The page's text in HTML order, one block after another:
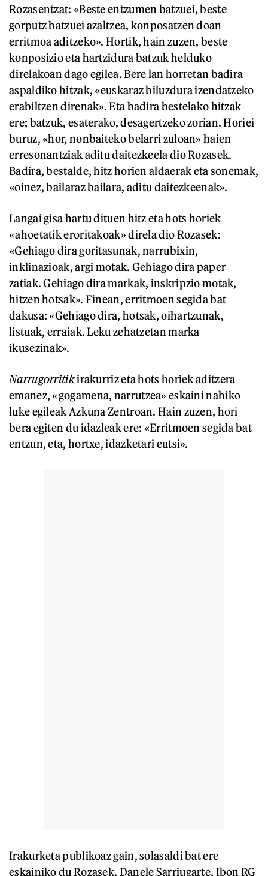
Rozasentzat: «Beste entzumen batzuei, beste
gorputz batzuei azaltzea, konposatzen doan
erritmoa aditzeko». Hortik, hain zuzen, beste
konposizio eta hartzidura batzuk helduko
direlakoan dago egilea. Bere lan horretan badira
aspaldiko hitzak, «euskaraz biluzdura izendatzeko
erabiltzen direnak». Eta badira bestelako hitzak
ere; batzuk, esaterako, desagertzeko zorian. Horiei
buruz, «hor, nonbaiteko belarri zuloan» haien
erresonantziak aditu daitezkeela dio Rozasek.
Badira, bestalde, hitz horien aldaerak eta sonemak,
«oinez, bailaraz bailara, aditu daitezkeenak».
Langai gisa hartu dituen hitz eta hots horiek
«ahoetatik eroritakoak» direla dio Rozasek:
«Gehiago dira goritasunak, narrubixin,
inklinazioak, argi motak. Gehiago dira paper
zatiak. Gehiago dira markak, inskripzio motak,
hitzen hotsak». Finean, erritmoen segida bat
dakusa: «Gehiago dira, hotsak, oihartzunak,
listuak, erraiak. Leku zehatzetan marka
ikusezinak».
Narrugorritikirakurriz eta hots horiek aditzera
emanez, «gogamena, narrutzea» eskaini nahiko
luke egileak Azkuna Zentroan. Hain zuzen, hori
bera egiten du idazleak ere: «Erritmoen segida bat
entzun, eta, hortxe, idazketari eutsi».
Irakurketa publikoaz gain, solasaldi bat ere
eskainiko du Rozasek, Danele Sarriugarte, Ibon RG